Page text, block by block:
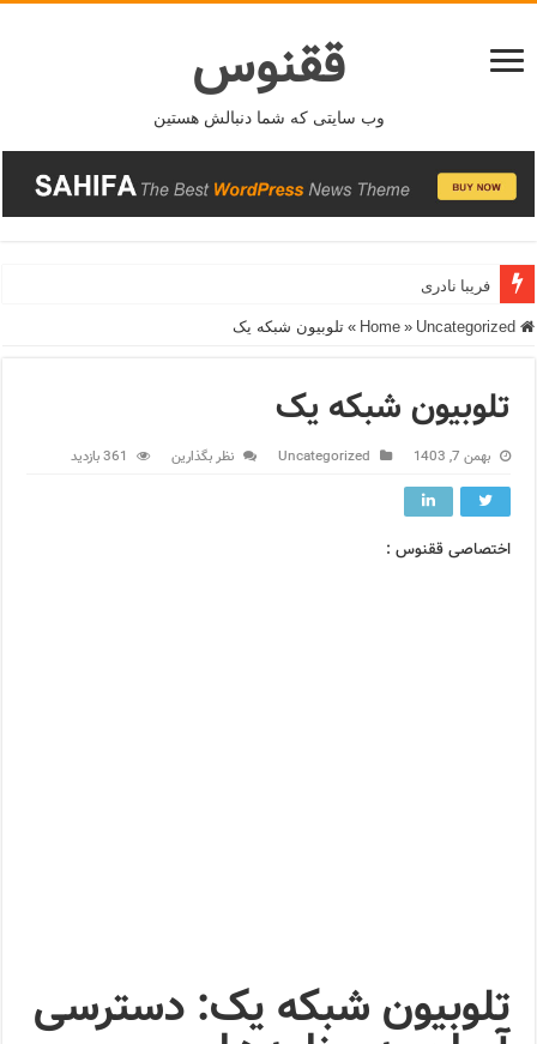
ققنوس
وب سایتی که شما دنبالش هستین
فریبا نادری
» Uncategorized
» تلوبیون شبکه یک
تلوبیون شبکه یک
بهمن 7, 1403 Uncategorized نظر بگذارین 361 بازدید
اختصاصی ققنوس :
تلوبیون شبکه یک: دسترسی